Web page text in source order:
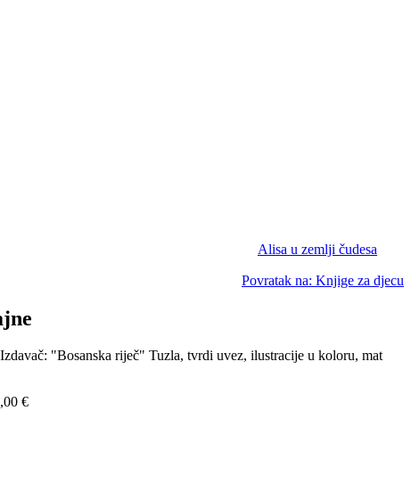
Alisa u zemlji čudesa
Povratak na: Knjige za djecu
"Bosanska riječ" Tuzla, tvrdi uvez, ilustracije u koloru, mat
€